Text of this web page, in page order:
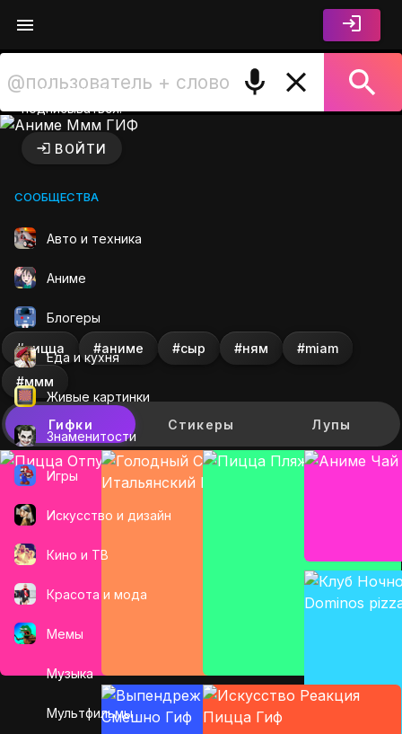
комментировать и
подписываться.
ВОЙТИ
СООБЩЕСТВА
Авто и техника
Аниме
Блогеры
Еда и кухня
Живые картинки
Знаменитости
Игры
Искусcтво и дизайн
Кино и ТВ
Красота и мода
Мемы
Музыка
Мультфильмы
Аниме Ммм ГИФ на
#пицца #аниме #сыр #ням #miam
#ммм
Гифки Стикеры Лупы